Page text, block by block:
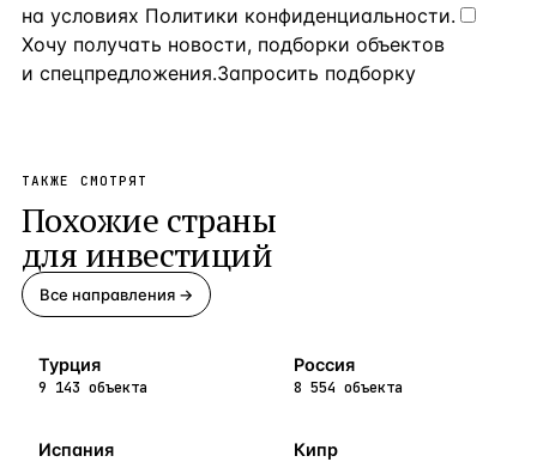
на условиях Политики конфиденциальности.
Хочу получать новости, подборки объектов
и спецпредложения.Запросить подборку
ТАКЖЕ СМОТРЯТ
Похожие страны
для инвестиций
Все направления →
Турция
9 143 объекта
Россия
8 554 объекта
Испания Кипр